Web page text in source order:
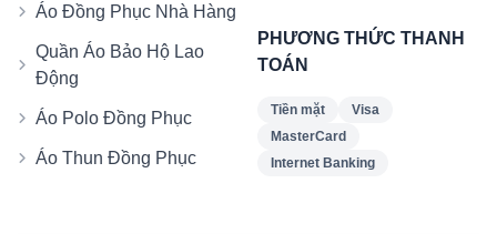
Áo Đồng Phục Nhà Hàng
Quần Áo Bảo Hộ Lao
Động
Áo Polo Đồng Phục
Áo Thun Đồng Phục
PHƯƠNG THỨC THANH
TOÁN
Tiền mặt
Visa
MasterCard
Internet Banking